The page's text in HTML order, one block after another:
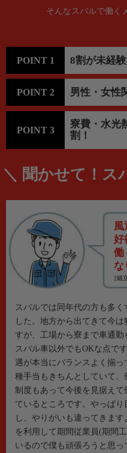
そんなスバルで働く
POINT 1 8割が未経
POINT 2 男性・女性
POINT 3
寮費・水光
割！
＼ 聞かせて！ス
風
好
働
な
［組
スバルでは同年代の方も多
した。地方から出てきて今
すが、工場から寮まで車通
スバル車以外でもOKな点で
遇が本当にバランスよく揃
種手当もきちんとしていて
制度もあって今後を見据え
ているところです。やっぱ
し、やりがいも違ってきま
を利用して期間従業員(期間
いるので僕も頑張ろうと思っ